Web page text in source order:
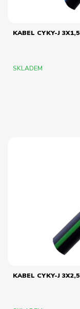
KABEL CYKY-J 3X1,5
SKLADEM
KABEL CYKY-J 3X2,5